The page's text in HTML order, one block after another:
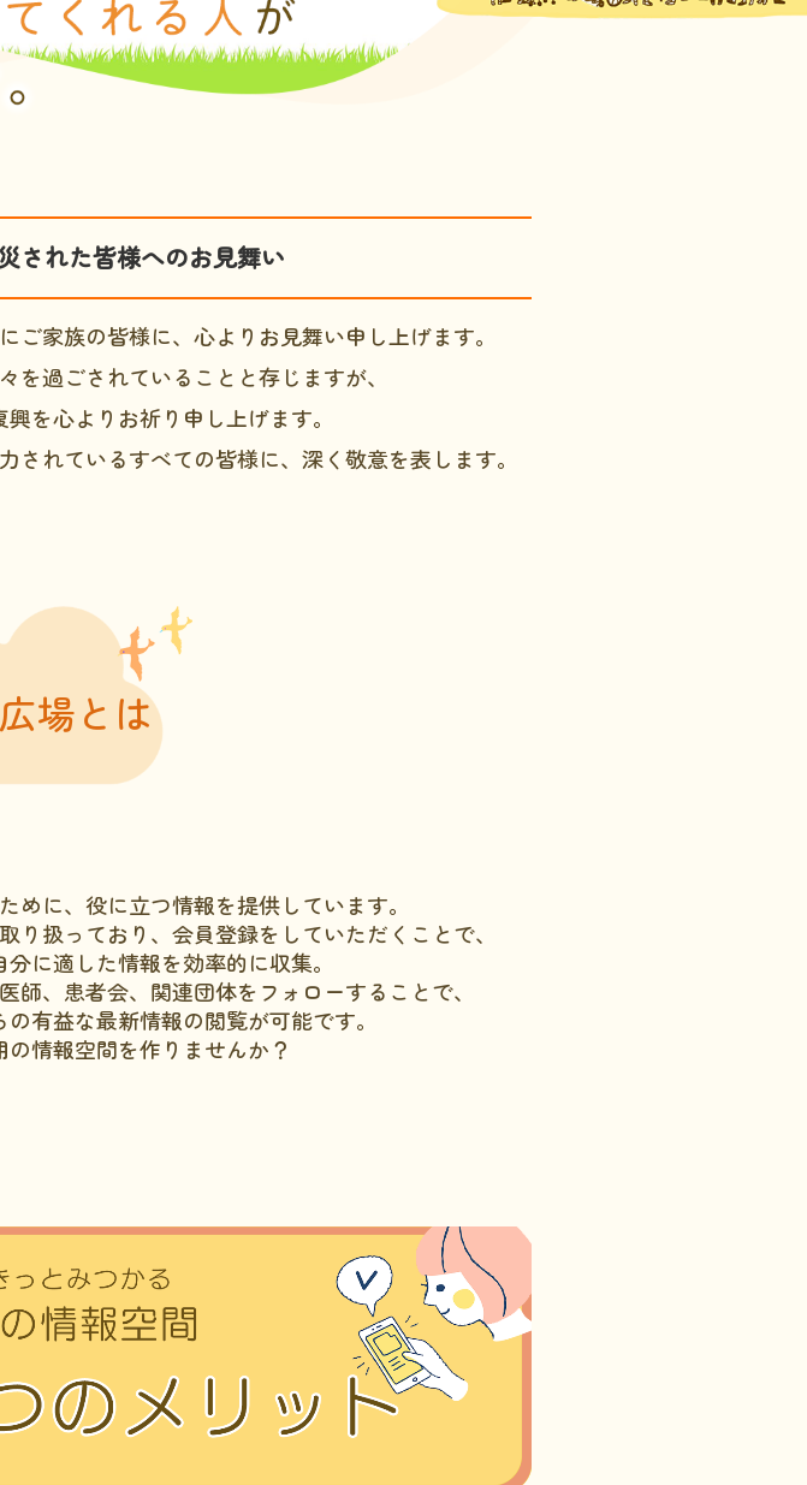
された皆様へのお見舞い
家族の皆様に、心よりお見舞い申し上げます。
過ごされていることと存じますが、
を心よりお祈り申し上げます。
れているすべての皆様に、深く敬意を表します。
かんしん広場とは
に、役に立つ情報を提供しています。
扱っており、会員登録をしていただくことで、
に適した情報を効率的に収集。
、患者会、関連団体をフォローすることで、
有益な最新情報の閲覧が可能です。
情報空間を作りませんか？